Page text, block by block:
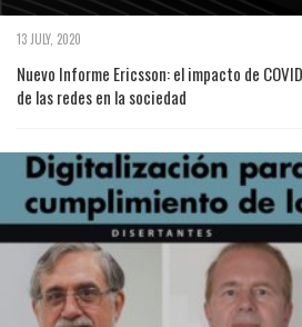
13 JULY, 2020
Nuevo Informe Ericsson: el impacto de
de las redes en la sociedad